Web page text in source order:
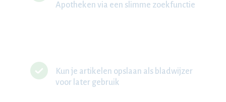
Apotheken via een slimme zoekfunctie
Kun je artikelen opslaan als bladwijzer
voor later gebruik